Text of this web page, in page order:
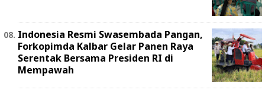
Indonesia Resmi Swasembada Pangan,
Forkopimda Kalbar Gelar Panen Raya
Serentak Bersama Presiden RI di
Mempawah